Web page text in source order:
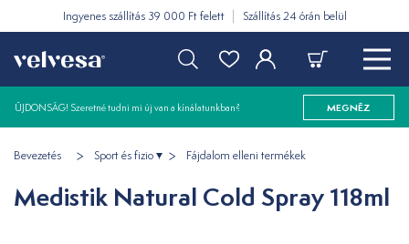
Ingyenes szállítás 39 000 Ft felett Szállítás 24 órán belül
ÚJDONSÁG! Szeretné tudni mi új van a kínálatunkban? MEGNÉZ
Bevezetés Sport és fizio Fájdalom elleni termékek
Medistik Natural Cold Spray 118ml